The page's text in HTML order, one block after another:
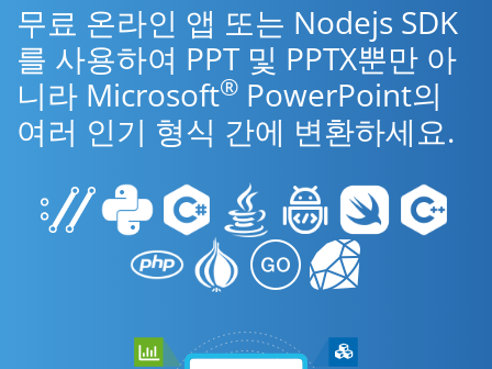
무료 온라인 앱 또는 Nodejs SDK
를 사용하여 PPT 및 PPTX뿐만 아
니라 Microsoft® PowerPoint의
여러 인기 형식 간에 변환하세요.